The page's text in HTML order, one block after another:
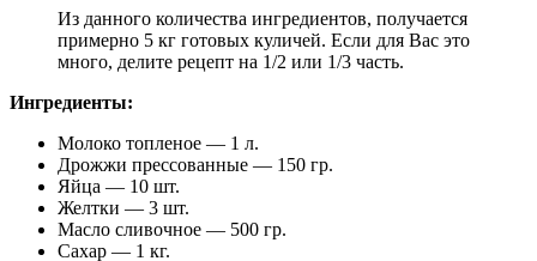
Из данного количества ингредиентов, получается
примерно 5 кг готовых куличей. Если для Вас это
много, делите рецепт на 1/2 или 1/3 часть.
Ингредиенты:
Молоко топленое — 1 л.
Дрожжи прессованные — 150 гр.
Яйца — 10 шт.
Желтки — 3 шт.
Масло сливочное — 500 гр.
Сахар — 1 кг.